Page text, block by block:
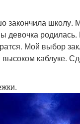
закончила
девочка
Мой выбор
каблуке.